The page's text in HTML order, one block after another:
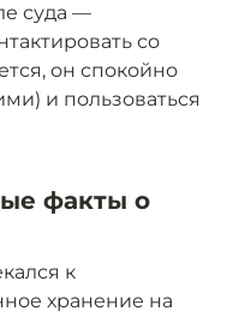
суда —
со
он спокойно
и пользоваться
факты о
к
хранение на